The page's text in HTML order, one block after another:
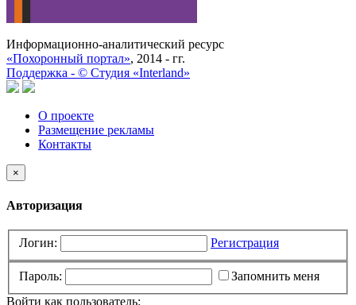
Информационно-аналитический ресурс
«Похоронный портал», 2014 - гг.
Поддержка - © Cтудия «Interland»
О проекте
Размещение рекламы
Контакты
×
Авторизация
Логин: Регистрация
Пароль:
Запомнить меня
Войти как пользователь: